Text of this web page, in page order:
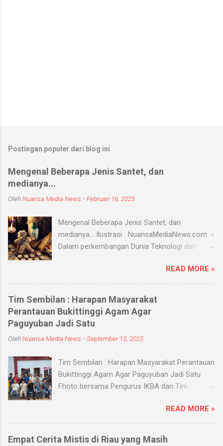
Postingan populer dari blog ini
Mengenal Beberapa Jenis Santet, dan
medianya...
OlehNuansa Media News -Februari 16, 2025
Mengenal Beberapa Jenis Santet, dan
medianya... Ilustrasi NuansaMediaNews.com -
Dalam perkembangan Dunia Teknologi dan
yang hingga saat ini masih ada dan berkembang
di masyarakat. Menurut Kamus Besar Bahasa
Indonesia (KBBI) santet berarti sihir, menyihir.
Ilmu Santet merupakan aliran ilmu hitam yang
digunakan untuk mengendalikan alam seperti
supranatural dari paranormal. Biasanya, santet
membahayakan orang lain. Banyak medium
yang digunakan oleh paranormal untuk
menyantet seseorang, diantaranya boneka,
lagi. Medium-medium tersebut 'dikirim' oleh
para dukun atau 'orang pintar' yang disewa oleh
penyantet. Dalam dunia supranatural, ada
READ MORE »
Tim Sembilan : Harapan Masyarakat
Perantauan Bukittinggi Agam Agar
Paguyuban Jadi Satu
OlehNuansa Media News -September 13, 2025
Tim Sembilan : Harapan Masyarakat Perantauan
Bukittinggi Agam Agar Paguyuban Jadi Satu
Fhoto bersama Pengurus IKBA dan Tim
Menjalin silaturahmi dengan sebuah organisasi
apalagi Paguyuban kampung adalah salah satu
bentuk menjalin persaudaraan dan
READ MORE »
Empat Cerita Mistis di Riau yang Masih